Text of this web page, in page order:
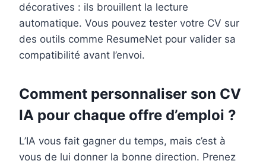
décoratives : ils brouillent la lecture
automatique. Vous pouvez tester votre CV sur
des outils comme ResumeNet pour valider sa
compatibilité avant l’envoi.
Comment personnaliser son CV
IA pour chaque offre d’emploi ?
L’IA vous fait gagner du temps, mais c’est à
vous de lui donner la bonne direction. Prenez